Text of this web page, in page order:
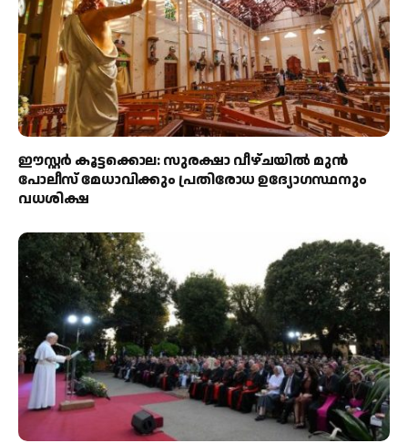
ഈസ്റ്റർ കൂട്ടക്കൊല: സുരക്ഷാ വീഴ്ചയിൽ മുൻ
പോലീസ് മേധാവിക്കും പ്രതിരോധ ഉദ്യോഗസ്ഥനും
വധശിക്ഷ